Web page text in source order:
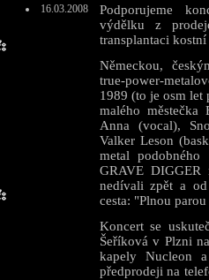
16.03.2008
Podporujeme
výdělku z
transplantaci kostní
Německou,
true-power-
1989 (to je osm
malého
Anna (vocal),
Valker Leson
metal
GRAVE
nedívali zpět a
cesta: "Plnou
Koncert se
Šeříková v Plzni
kapely Nucleon
předprodeji na